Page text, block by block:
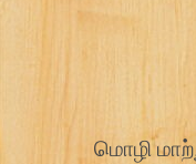
மொழி